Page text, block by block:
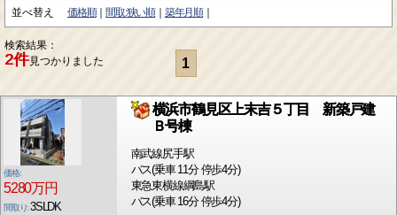
並べ替え 価格順 間取:狭い順 築年月順
検索結果：
2件見つかりました 1
価格:
5280万円
間取り:3SLDK
横浜市鶴見区上末吉５丁目 新築戸建
Ｂ号棟
南武線尻手駅
バス(乗車 11分 停歩4分)
東急東横線綱島駅
バス(乗車 16分 停歩4分)